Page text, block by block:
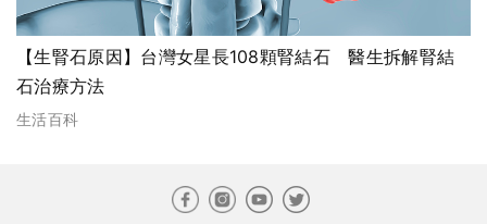
【生腎石原因】台灣女星長108顆腎結石 醫生拆解腎結
石治療方法
生活百科